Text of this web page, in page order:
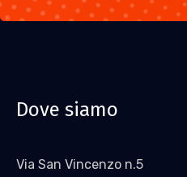
Dove siamo
Via San Vincenzo n.5